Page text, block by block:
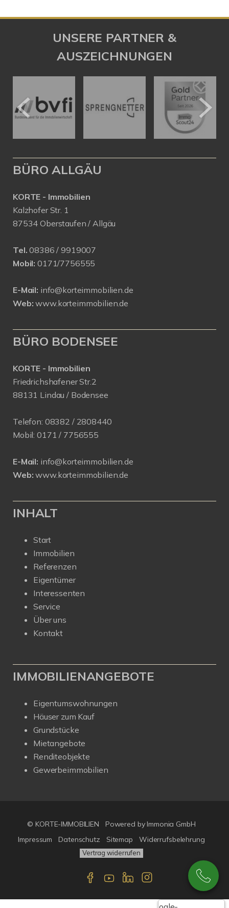
UNSERE PARTNER &
AUSZEICHNUNGEN
BÜRO ALLGÄU
KORTE - Immobilien
Kalzhofer Str. 1
87534 Oberstaufen / Allgäu
Tel. 08386 / 9919007
Mobil: 0171/7756555
E-Mail: info@korteimmobilien.de
Web: www.korteimmobilien.de
BÜRO BODENSEE
KORTE - Immobilien
Friedrichshafener Str.2
88131 Lindau / Bodensee
Telefon: 08382 / 2808440
Mobil: 0171 / 7756555
E-Mail: info@korteimmobilien.de
Web: www.korteimmobilien.de
INHALT
Start
Immobilien
Referenzen
Eigentümer
Interessenten
Service
Über uns
Kontakt
IMMOBILIENANGEBOTE
Eigentumswohnungen
Häuser zum Kauf
Grundstücke
Mietangebote
Renditeobjekte
Gewerbeimmobilien
© KORTE-IMMOBILIEN
Powered by Immonia GmbH
Impressum
Datenschutz Sitemap Widerrufsbelehrung
Vertrag widerrufen